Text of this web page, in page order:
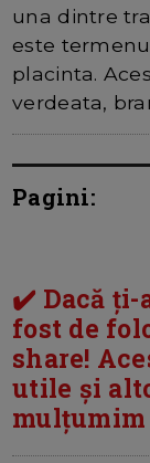
una dintre
este
placinta.
verdeata,
Pagini:
✔️ Dacă ți-
fost de
share!
utile și